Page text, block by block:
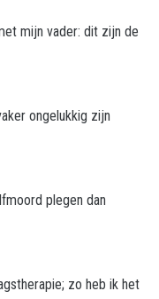
mijn vader: dit zijn de
ongelukkig zijn
plegen dan
zo heb ik het